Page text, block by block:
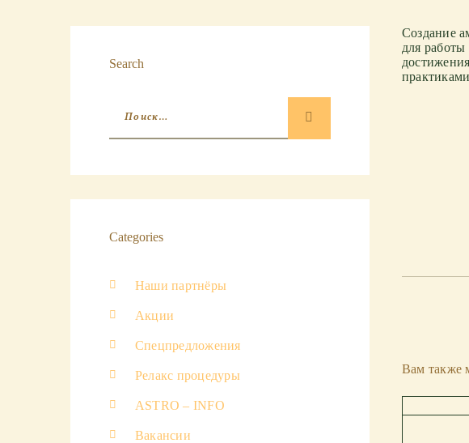
Создание
для
практиками
Вам также
Search
Categories
Наши партнёры
Акции
Спецпредложения
Релакс процедуры
ASTRO – INFO
Вакансии